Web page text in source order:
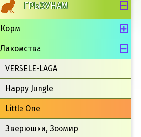
ГРЫЗУНАМ
Корм
Лакомства
VERSELE-LAGA
Happy Jungle
Little One
Зверюшки, Зоомир